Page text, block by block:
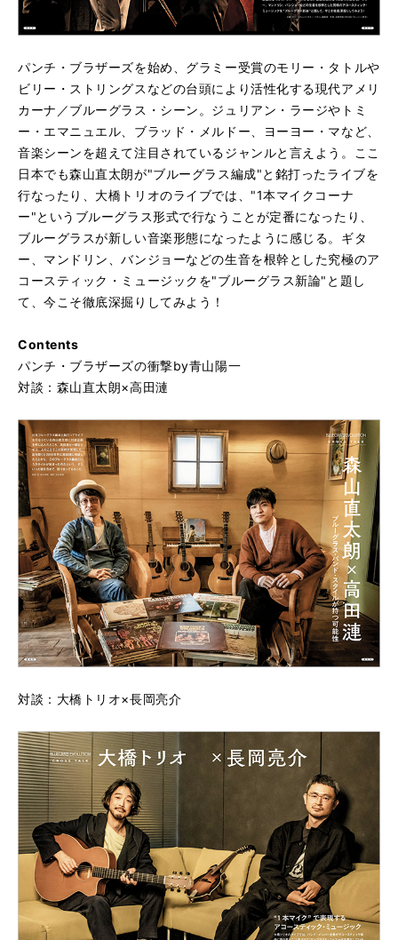
パンチ・ブラザーズを始め、グラミー受賞のモリー・タトルや
ビリー・ストリングスなどの台頭により活性化する現代アメリ
カーナ／ブルーグラス・シーン。ジュリアン・ラージやトミ
ー・エマニュエル、ブラッド・メルドー、ヨーヨー・マなど、
音楽シーンを超えて注目されているジャンルと言えよう。ここ
日本でも森山直太朗が"ブルーグラス編成"と銘打ったライブを
行なったり、大橋トリオのライブでは、"1本マイクコーナ
ー"というブルーグラス形式で行なうことが定番になったり、
ブルーグラスが新しい音楽形態になったように感じる。ギタ
ー、マンドリン、バンジョーなどの生音を根幹とした究極のア
コースティック・ミュージックを"ブルーグラス新論"と題し
て、今こそ徹底深掘りしてみよう！
Contents
パンチ・ブラザーズの衝撃by青山陽一
対談：森山直太朗×高田漣
対談：大橋トリオ×長岡亮介